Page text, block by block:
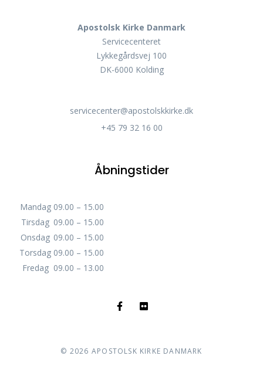
Apostolsk Kirke Danmark
Servicecenteret
Lykkegårdsvej 100
DK-6000 Kolding
servicecenter@apostolskkirke.dk
+45 79 32 16 00
Åbningstider
Mandag 09.00 – 15.00
Tirsdag 09.00 – 15.00
Onsdag 09.00 – 15.00
Torsdag 09.00 – 15.00
Fredag 09.00 – 13.00
© 2026 APOSTOLSK KIRKE DANMARK